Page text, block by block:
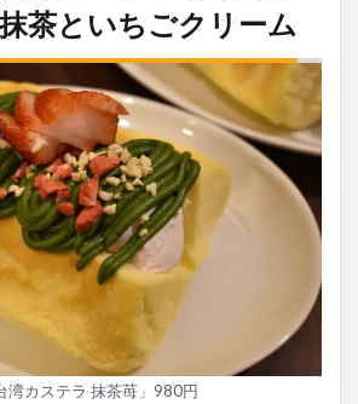
茶といちごクリーム
湾カステラ 抹茶苺」980円